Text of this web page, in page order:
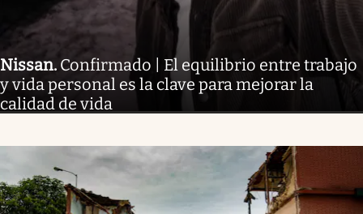
Nissan. Confirmado | El equilibrio entre trabajo
y vida personal es la clave para mejorar la
calidad de vida